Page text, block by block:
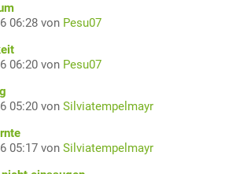
06:28 von Pesu07
06:20 von Pesu07
05:20 von Silviatempelmayr
05:17 von Silviatempelmayr